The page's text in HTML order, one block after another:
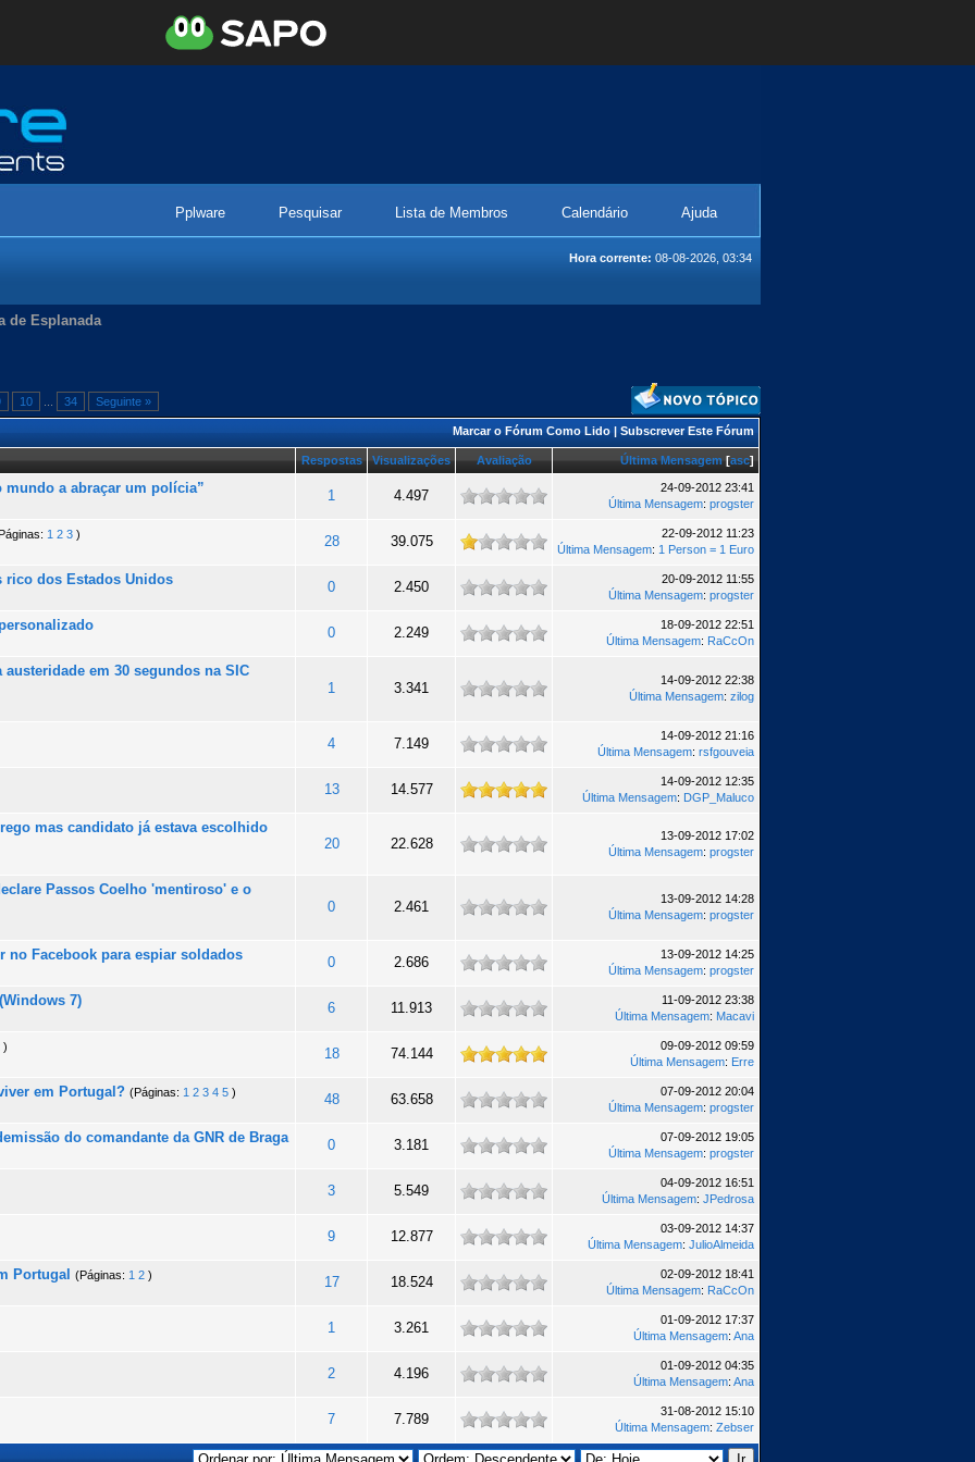
Pplware Pesquisar Lista de Membros Calendário Ajuda
Hora corrente: 08-08-2026, 03:34
de Esplanada
10 34 Seguinte »
Marcar o Fórum Como Lido | Subscrever Este Fórum
Respostas Visualizações Avaliação Última Mensagem [asc]
mundo a abraçar um polícia” 1 4.497
24-09-2012 23:41
Última Mensagem: progster
1 2 3 )
28 39.075
22-09-2012 11:23
Última Mensagem: 1 Person = 1 Euro
rico dos Estados Unidos 0 2.450
20-09-2012 11:55
Última Mensagem: progster
0 2.249
18-09-2012 22:51
Última Mensagem: RaCcOn
em 30 segundos na SIC
1 3.341
14-09-2012 22:38
Última Mensagem: zilog
4 7.149
14-09-2012 21:16
Última Mensagem: rsfgouveia
13 14.577
14-09-2012 12:35
Última Mensagem: DGP_Maluco
mas candidato já estava escolhido
20 22.628
13-09-2012 17:02
Última Mensagem: progster
Passos Coelho 'mentiroso' e o
0 2.461
13-09-2012 14:28
Última Mensagem: progster
no Facebook para espiar soldados 0 2.686
13-09-2012 14:25
Última Mensagem: progster
7) 6 11.913
11-09-2012 23:38
Última Mensagem: Macavi
)
18 74.144
09-09-2012 09:59
Última Mensagem: Erre
em Portugal? (Páginas: 1 2 3 4 5 )
48 63.658
07-09-2012 20:04
Última Mensagem: progster
do comandante da GNR de Braga 0 3.181
07-09-2012 19:05
Última Mensagem: progster
3 5.549
04-09-2012 16:51
Última Mensagem: JPedrosa
9 12.877
03-09-2012 14:37
Última Mensagem: JulioAlmeida
Portugal (Páginas: 1 2 )
17 18.524
02-09-2012 18:41
Última Mensagem: RaCcOn
1 3.261
01-09-2012 17:37
Última Mensagem: Ana
2 4.196
01-09-2012 04:35
Última Mensagem: Ana
7 7.789
31-08-2012 15:10
Última Mensagem: Zebser